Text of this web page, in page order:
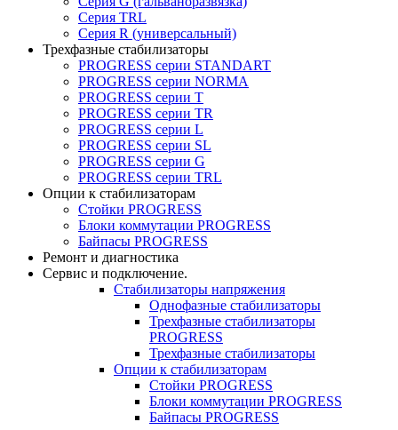
Серия TRL
Серия R (универсальный)
Трехфазные стабилизаторы
PROGRESS cерии STANDART
PROGRESS cерии NORMA
PROGRESS серии Т
PROGRESS серии ТR
PROGRESS серии L
PROGRESS серии SL
PROGRESS серии G
PROGRESS серии TRL
Опции к стабилизаторам
Стойки PROGRESS
Блоки коммутации PROGRESS
Байпасы PROGRESS
Ремонт и диагностика
Сервис и подключение.
Стабилизаторы напряжения
Однофазные стабилизаторы
Трехфазные стабилизаторы
PROGRESS
Трехфазные стабилизаторы
Опции к стабилизаторам
Стойки PROGRESS
Блоки коммутации PROGRESS
Байпасы PROGRESS